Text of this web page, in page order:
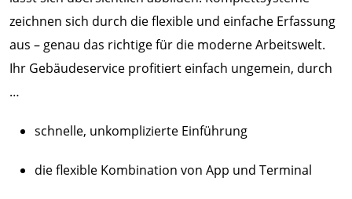
zeichnen sich durch die flexible und einfache Erfassung
aus – genau das richtige für die moderne Arbeitswelt.
Ihr Gebäudeservice profitiert einfach ungemein, durch
…
schnelle, unkomplizierte Einführung
die flexible Kombination von App und Terminal